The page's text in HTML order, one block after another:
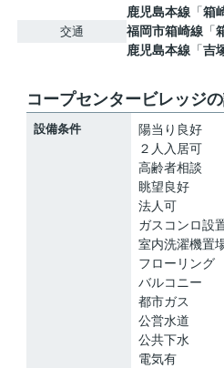
交通
鹿児島本線 「箱
福岡市箱崎線 「
鹿児島本線 「吉
コープセンタービレッジ
設備条件
陽当り良好
２人入居可
高齢者相談
眺望良好
法人可
ガスコンロ設
室内洗濯機置
フローリング
バルコニー
都市ガス
公営水道
公共下水
電気有